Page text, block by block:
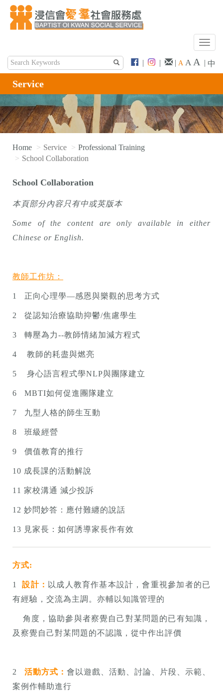
T
g
n
a
v
| | | A A A | 中
Service
Home Service
Professional Training
School Collaboration
School Collaboration
本頁部分內容只有中或英版本
Some of the content are only available in either
Chinese or English.
教師工作坊：
1 正向心理學—感恩與樂觀的思考方式
2 從認知治療協助抑鬱/焦慮學生
3 轉壓為力--教師情緒加減方程式
4 教師的耗盡與燃亮
5 身心語言程式學NLP與團隊建立
6 MBTI如何促進團隊建立
7 九型人格的師生互動
8 班級經營
9 價值教育的推行
10 成長課的活動解說
11 家校溝通 減少投訴
12 妙問妙答：應付難纏的說話
13 見家長：如何誘導家長作有效
方式:
1 設計： 以成人教育作基本設計，會重視參加者的已
有經驗，交流為主調。亦輔以知識管理的
角度，協助參與者察覺自己對某問題的已有知識，
及察覺自己對某問題的不認識，從中作出評價
2 活動方式： 會以遊戲、活動、討論、片段、示範、
案例作輔助進行